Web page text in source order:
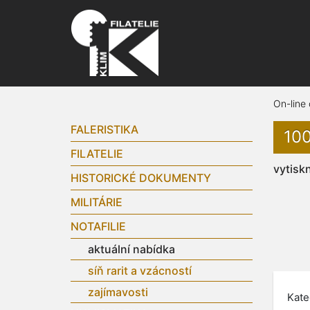
FALERISTIKA
FILATELIE
HISTORICKÉ DOKUMENTY
MILITÁRIE
NOTAFILIE
aktuální nabídka
síň rarit a vzácností
zajímavosti
On-line